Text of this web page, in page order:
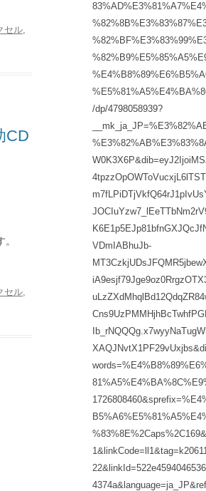
セル,
CD
セル,
/dp/4798058939?
VDmIABhuJb-